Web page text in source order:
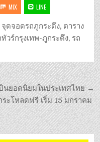
MIX LINE
จุดจอดรถภูกระดึง, ตาราง
ทัวร์กรุงเทพ-ภูกระดึง, รถ
นยอดนิยมในประเทศไทย →
ะโหลดฟรี เริ่ม 15 มกราคม